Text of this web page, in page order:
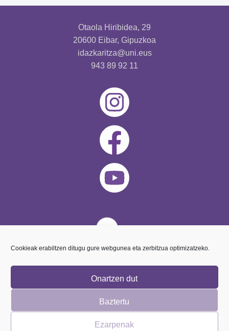
Cookieak erabiltzen ditugu gure webgunea eta zerbitzua optimizatzeko.
Onartzen dut
Baztertu
Ezarpenak
Otaola Hiribidea, 29
20600 Eibar, Gipuzkoa
idazkaritza@uni.eus
943 89 92 11